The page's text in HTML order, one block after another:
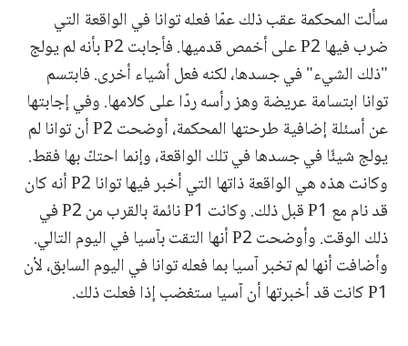
سألت المحكمة عقب ذلك عمّا فعله توانا في الواقعة التي
ضرب فيها P2 على أخمص قدميها. فأجابت P2 بأنه لم يولج
"ذلك الشيء" في جسدها، لكنه فعل أشياء أخرى. فابتسم
توانا ابتسامة عريضة وهز رأسه ردّا على كلامها. وفي إجابتها
عن أسئلة إضافية طرحتها المحكمة، أوضحت P2 أن توانا لم
يولج شيئًا في جسدها في تلك الواقعة، وإنما احتكّ بها فقط.
وكانت هذه هي الواقعة ذاتها التي أخبر فيها توانا P2 أنه كان
قد نام مع P1 قبل ذلك. وكانت P1 نائمة بالقرب من P2 في
ذلك الوقت. وأوضحت P2 أنها التقت بآسيا في اليوم التالي.
وأضافت أنها لم تخبر آسيا بما فعله توانا في اليوم السابق، لأن
P1 كانت قد أخبرتها أن آسيا ستغضب إذا فعلت ذلك.